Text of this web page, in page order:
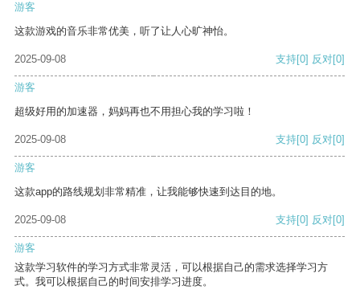
游客
这款游戏的音乐非常优美，听了让人心旷神怡。
2025-09-08 支持[0] 反对[0]
游客
超级好用的加速器，妈妈再也不用担心我的学习啦！
2025-09-08 支持[0] 反对[0]
游客
这款app的路线规划非常精准，让我能够快速到达目的地。
2025-09-08 支持[0] 反对[0]
游客
这款学习软件的学习方式非常灵活，可以根据自己的需求选择学习方
式。我可以根据自己的时间安排学习进度。